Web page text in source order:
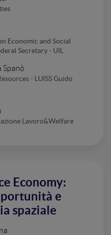
Economic and Social
Secretary - UIL
Spanò
- LUISS Guido
Lavoro&Welfare
Economy:
e
spaziale